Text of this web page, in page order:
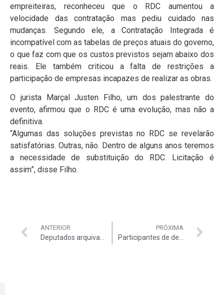
empreiteiras, reconheceu que o RDC aumentou a
velocidade das contratação mas pediu cuidado nas
mudanças. Segundo ele, a Contratação Integrada é
incompatível com as tabelas de preços atuais do governo,
o que faz com que os custos previstos sejam abaixo dos
reais. Ele também criticou a falta de restrições a
participação de empresas incapazes de realizar as obras.
O jurista Marçal Justen Filho, um dos palestrante do
evento, afirmou que o RDC é uma evolução, mas não a
definitiva.
“Algumas das soluções previstas no RDC se revelarão
satisfatórias. Outras, não. Dentro de alguns anos teremos
a necessidade de substituição do RDC. Licitação é
assim”, disse Filho.
ANTERIOR
Deputados arquivam PEC 37 e aprovam nova distribuição do FPE; royalties vão para o Senado
PRÓXIMA
Participantes de debate no TCU defendem mudanças na Lei das Licitações